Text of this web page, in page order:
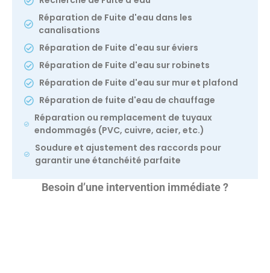
Réparation de Fuite d'eau dans les
canalisations
Réparation de Fuite d'eau sur éviers
Réparation de Fuite d'eau sur robinets
Réparation de Fuite d'eau sur mur et plafond
Réparation de fuite d'eau de chauffage
Réparation ou remplacement de tuyaux
endommagés (PVC, cuivre, acier, etc.)
Soudure et ajustement des raccords pour
garantir une étanchéité parfaite
Besoin d’une intervention immédiate ?